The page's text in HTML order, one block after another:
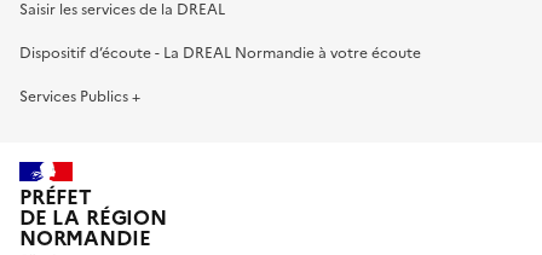
Saisir les services de la DREAL
Dispositif d’écoute - La DREAL Normandie à votre écoute
Services Publics +
PRÉFET
DE LA RÉGION
NORMANDIE